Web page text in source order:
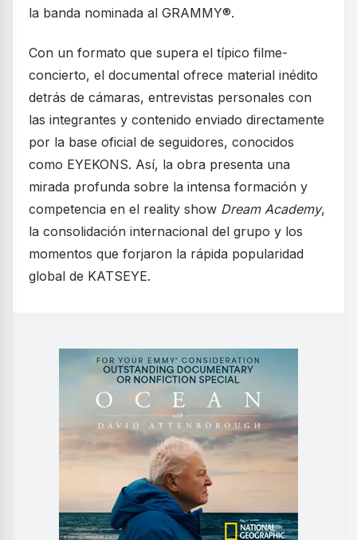
la banda nominada al GRAMMY®.
Con un formato que supera el típico filme-
concierto, el documental ofrece material inédito
detrás de cámaras, entrevistas personales con
las integrantes y contenido enviado directamente
por la base oficial de seguidores, conocidos
como EYEKONS. Así, la obra presenta una
mirada profunda sobre la intensa formación y
competencia en el reality show Dream Academy,
la consolidación internacional del grupo y los
momentos que forjaron la rápida popularidad
global de KATSEYE.